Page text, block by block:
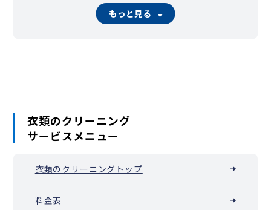
氷川町東坂下東山町
南常盤台宮本町四葉 若木
もっと見る
衣類のクリーニング
サービスメニュー
衣類のクリーニングトップ
料金表